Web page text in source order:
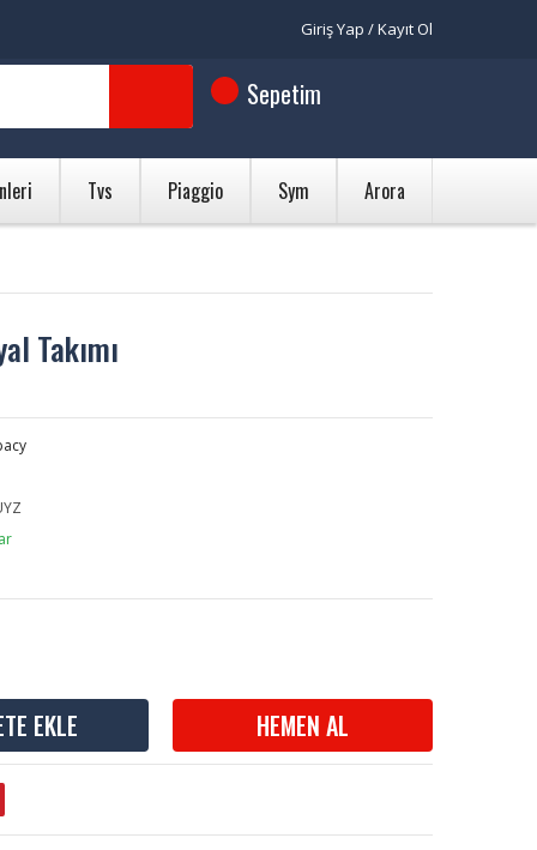
Giriş Yap / Kayıt Ol
Sepetim
Tvs Piaggio Sym Arora
Takımı
EKLE HEMEN AL